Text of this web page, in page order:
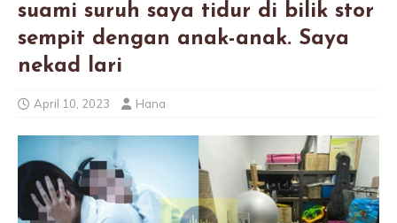
suami suruh saya tidur di bilik stor
sempit dengan anak-anak. Saya
nekad lari
April 10, 2023 Hana